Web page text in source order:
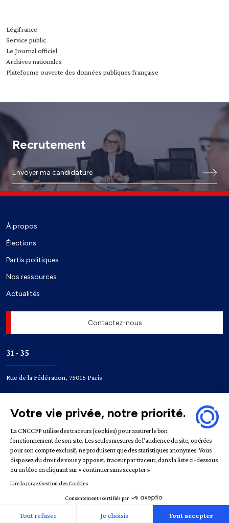
Légifrance
Service public
Le Journal officiel
Archives nationales
Plateforme ouverte des données publiques française
Recrutement
Envoyer ma candidature
À propos
Élections
Partis politiques
Nos ressources
Actualités
Contactez-nous
31 - 35
Rue de la Fédération, 75015 Paris
Bir-Hakeim Champ de Mars
Mentions légales Politique de confidentialité
Gestion des
cookies